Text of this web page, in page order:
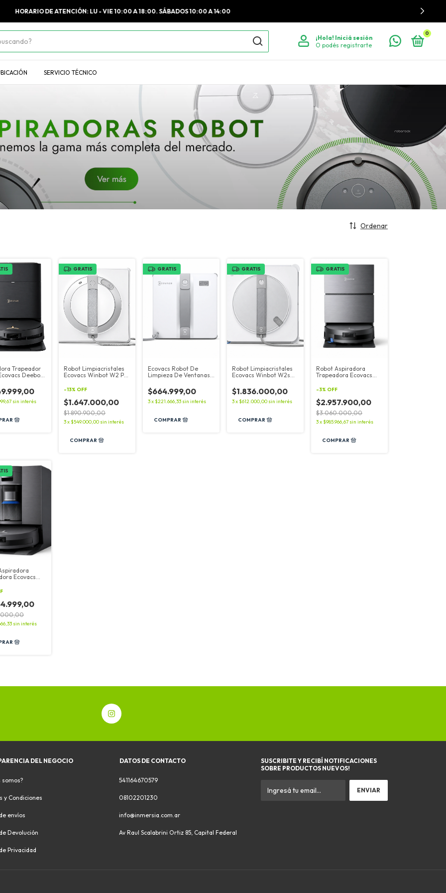
HORARIO DE ATENCIÓN: LU - VIE 10:00 A 18:00. SÁBADOS 10:00 A 14:00
¡Hola! Iniciá sesión
O podés registrarte
0
SERVICIO TÉCNICO
Ordenar
Trapeador
Deebot
sin interés
GRATIS
Robot Limpiacristales
Ecovacs Winbot W2 Pro
-13% OFF
$1.647.000,00
$1.890.900,00
3x$549.000,00 sin interés
GRATIS
Ecovacs Robot De
Limpieza De Ventanas
$664.999,00
3x$221.666,33 sin interés
GRATIS
Robot Limpiacristales
Ecovacs Winbot W2s
$1.836.000,00
3x$612.000,00 sin interés
GRATIS
Robot Aspiradora
Trapeadora Ecovacs
-3% OFF
$2.957.900,00
$3.060.000,00
3x$985.966,67 sin interés
Ecovacs
sin interés
DEL NEGOCIO
y Condiciones
envíos
Devolución
Privacidad
DATOS DE CONTACTO
541164670579
08102201230
info@inmersia.com.ar
Av Raul Scalabrini Ortiz 85, Capital Federal
SUSCRIBITE Y RECIBÍ NOTIFICACIONES
SOBRE PRODUCTOS NUEVOS!